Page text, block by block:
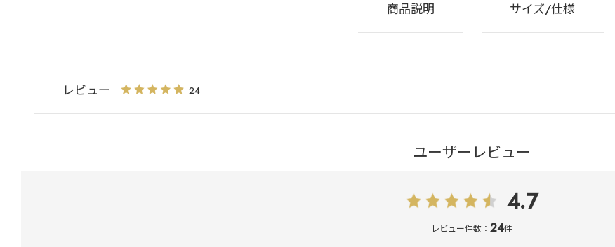
商品説明 サイズ/仕様
レビュー 24
ユーザーレビュー
4.7
レビュー件数： 24件